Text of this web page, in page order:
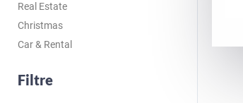
Real Estate
Christmas
Car & Rental
Filtre